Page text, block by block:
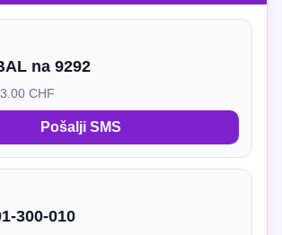
na 9292
CHF
Pošalji SMS
300-010